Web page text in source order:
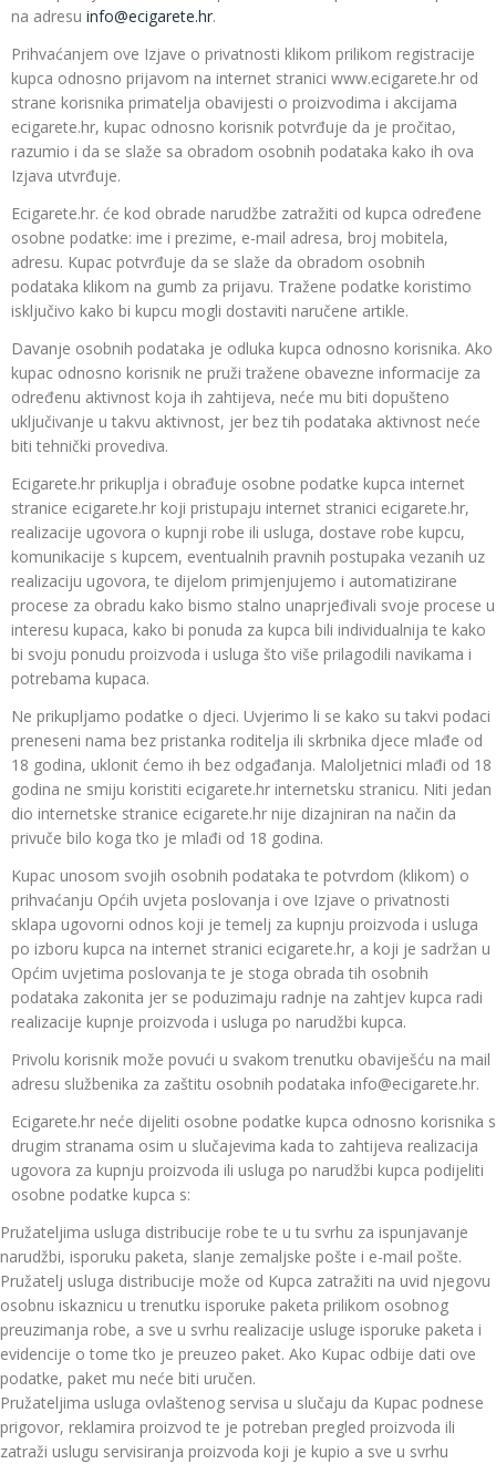
na adresu info@ecigarete.hr.
Prihvaćanjem ove Izjave o privatnosti klikom prilikom registracije
kupca odnosno prijavom na internet stranici www.ecigarete.hr od
strane korisnika primatelja obavijesti o proizvodima i akcijama
ecigarete.hr, kupac odnosno korisnik potvrđuje da je pročitao,
razumio i da se slaže sa obradom osobnih podataka kako ih ova
Izjava utvrđuje.
Ecigarete.hr. će kod obrade narudžbe zatražiti od kupca određene
osobne podatke: ime i prezime, e-mail adresa, broj mobitela,
adresu. Kupac potvrđuje da se slaže da obradom osobnih
podataka klikom na gumb za prijavu. Tražene podatke koristimo
isključivo kako bi kupcu mogli dostaviti naručene artikle.
Davanje osobnih podataka je odluka kupca odnosno korisnika. Ako
kupac odnosno korisnik ne pruži tražene obavezne informacije za
određenu aktivnost koja ih zahtijeva, neće mu biti dopušteno
uključivanje u takvu aktivnost, jer bez tih podataka aktivnost neće
biti tehnički provediva.
Ecigarete.hr prikuplja i obrađuje osobne podatke kupca internet
stranice ecigarete.hr koji pristupaju internet stranici ecigarete.hr,
realizacije ugovora o kupnji robe ili usluga, dostave robe kupcu,
komunikacije s kupcem, eventualnih pravnih postupaka vezanih uz
realizaciju ugovora, te dijelom primjenjujemo i automatizirane
procese za obradu kako bismo stalno unaprjeđivali svoje procese u
interesu kupaca, kako bi ponuda za kupca bili individualnija te kako
bi svoju ponudu proizvoda i usluga što više prilagodili navikama i
potrebama kupaca.
Ne prikupljamo podatke o djeci. Uvjerimo li se kako su takvi podaci
preneseni nama bez pristanka roditelja ili skrbnika djece mlađe od
18 godina, uklonit ćemo ih bez odgađanja. Maloljetnici mlađi od 18
godina ne smiju koristiti ecigarete.hr internetsku stranicu. Niti jedan
dio internetske stranice ecigarete.hr nije dizajniran na način da
privuče bilo koga tko je mlađi od 18 godina.
Kupac unosom svojih osobnih podataka te potvrdom (klikom) o
prihvaćanju Općih uvjeta poslovanja i ove Izjave o privatnosti
sklapa ugovorni odnos koji je temelj za kupnju proizvoda i usluga
po izboru kupca na internet stranici ecigarete.hr, a koji je sadržan u
Općim uvjetima poslovanja te je stoga obrada tih osobnih
podataka zakonita jer se poduzimaju radnje na zahtjev kupca radi
realizacije kupnje proizvoda i usluga po narudžbi kupca.
Privolu korisnik može povući u svakom trenutku obaviješću na mail
adresu službenika za zaštitu osobnih podataka info@ecigarete.hr.
Ecigarete.hr neće dijeliti osobne podatke kupca odnosno korisnika s
drugim stranama osim u slučajevima kada to zahtijeva realizacija
ugovora za kupnju proizvoda ili usluga po narudžbi kupca podijeliti
osobne podatke kupca s:
Pružateljima usluga distribucije robe te u tu svrhu za ispunjavanje
narudžbi, isporuku paketa, slanje zemaljske pošte i e-mail pošte.
Pružatelj usluga distribucije može od Kupca zatražiti na uvid njegovu
osobnu iskaznicu u trenutku isporuke paketa prilikom osobnog
preuzimanja robe, a sve u svrhu realizacije usluge isporuke paketa i
evidencije o tome tko je preuzeo paket. Ako Kupac odbije dati ove
podatke, paket mu neće biti uručen.
Pružateljima usluga ovlaštenog servisa u slučaju da Kupac podnese
prigovor, reklamira proizvod te je potreban pregled proizvoda ili
zatraži uslugu servisiranja proizvoda koji je kupio a sve u svrhu